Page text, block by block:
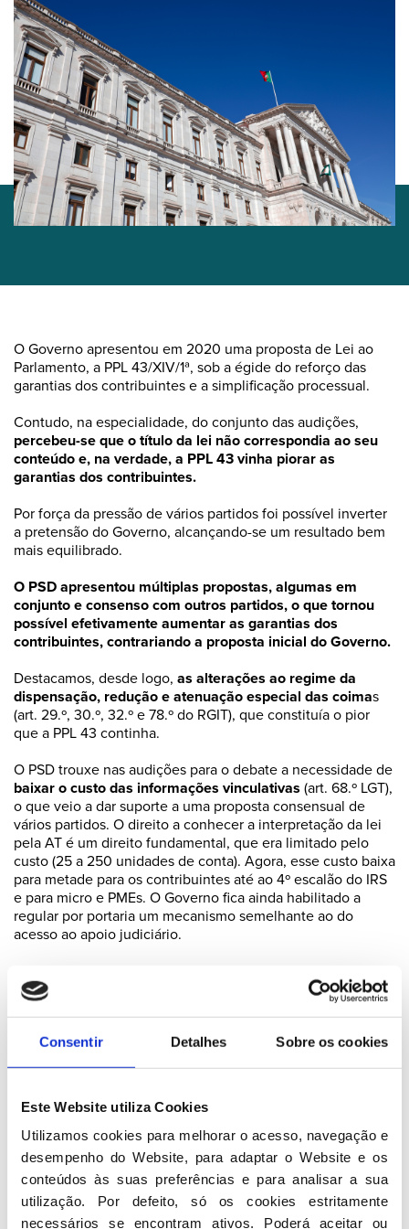
Consentir Detalhes Sobre os cookies
Este Website utiliza Cookies
Utilizamos cookies para melhorar o acesso, navegação e
desempenho do Website, para adaptar o Website e os
conteúdos às suas preferências e para analisar a sua
utilização. Por defeito, só os cookies estritamente
necessários se encontram ativos. Poderá aceitar ou
O Governo apresentou em 2020 uma proposta de Lei ao
Parlamento, a PPL 43/XIV/1ª, sob a égide do reforço das
garantias dos contribuintes e a simplificação processual.
Contudo, na especialidade, do conjunto das audições,
percebeu-se que o título da lei não correspondia ao seu
conteúdo e, na verdade, a PPL 43 vinha piorar as
garantias dos contribuintes.
Por força da pressão de vários partidos foi possível inverter
a pretensão do Governo, alcançando-se um resultado bem
mais equilibrado.
O PSD apresentou múltiplas propostas, algumas em
conjunto e consenso com outros partidos, o que tornou
possível efetivamente aumentar as garantias dos
contribuintes, contrariando a proposta inicial do Governo.
Destacamos, desde logo, as alterações ao regime da
dispensação, redução e atenuação especial das coimas
(art. 29.º, 30.º, 32.º e 78.º do RGIT), que constituía o pior
que a PPL 43 continha.
O PSD trouxe nas audições para o debate a necessidade de
baixar o custo das informações vinculativas (art. 68.º LGT),
o que veio a dar suporte a uma proposta consensual de
vários partidos. O direito a conhecer a interpretação da lei
pela AT é um direito fundamental, que era limitado pelo
custo (25 a 250 unidades de conta). Agora, esse custo baixa
para metade para os contribuintes até ao 4º escalão do IRS
e para micro e PMEs. O Governo fica ainda habilitado a
regular por portaria um mecanismo semelhante ao do
acesso ao apoio judiciário.
consensualizado com outro partido, foi o estabelecimento
de um prazo para a caducidade das garantias prestadas
oposição (art. 183.º-A CPPT). O prazo de caducidade, que
hoje não existe, passa a ser de 4 anos, com a possibilidade
prejuízo para o Estado.
O PSD aceitou também subscrever uma proposta
inicialmente apresentada por outro partido, para regular as
penhoras bancárias, reforçando as garantias dos
contribuintes.